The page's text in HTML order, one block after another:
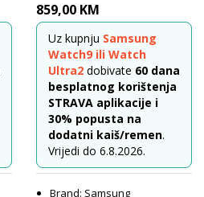
859,00 KM
Uz kupnju Samsung
Watch9 ili Watch
Ultra2 dobivate 60 dana
besplatnog korištenja
STRAVA aplikacije i
30% popusta na
dodatni kaiš/remen.
Vrijedi do 6.8.2026.
Brand: Samsung